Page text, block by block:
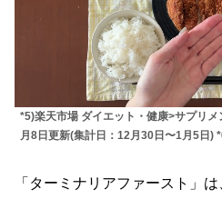
*5)楽天市場 ダイエット・健康>サプリ
月8日更新(集計日：12月30日〜1月5日)
「ターミナリアファースト」は